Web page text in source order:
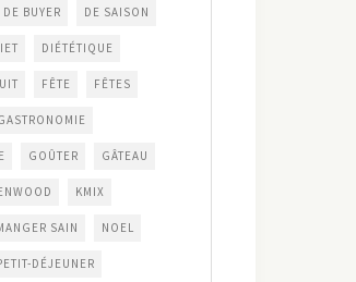
DE BUYER DE SAISON
DIÉTÉTIQUE
FÊTE FÊTES
GOÛTER GÂTEAU
KMIX
SAIN NOEL
DÉJEUNER